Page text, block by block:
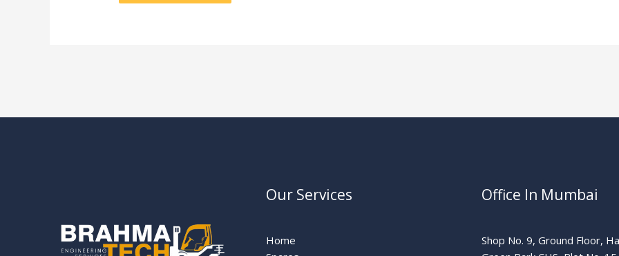
Our Services
Home
Office In Mumbai
Shop No. 9, Ground Floor,